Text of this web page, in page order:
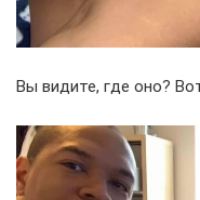
Вы видите, где оно?